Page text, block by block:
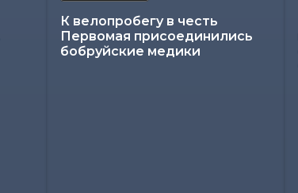
К велопробегу в честь
Первомая присоединились
бобруйские медики